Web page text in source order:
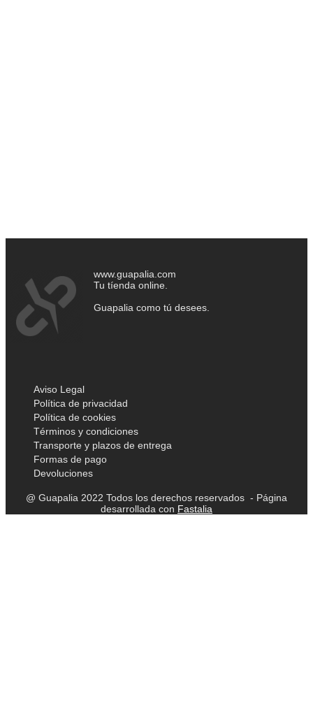
www.guapalia.com
Tu tíenda online.
Guapalia como tú desees.
Aviso Legal
Política de privacidad
Política de cookies
Términos y condiciones
Transporte y plazos de entrega
Formas de pago
Devoluciones
@ Guapalia 2022 Todos los derechos reservados - Página
desarrollada con Fastalia